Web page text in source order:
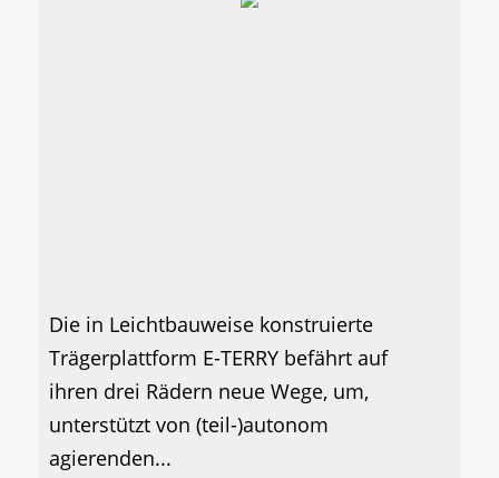
Die in Leichtbauweise konstruierte
Trägerplattform E-TERRY befährt auf
ihren drei Rädern neue Wege, um,
unterstützt von (teil-)autonom
agierenden...